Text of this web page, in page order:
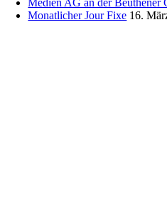
Medien AG an der Beuthener
Monatlicher Jour Fixe 16.